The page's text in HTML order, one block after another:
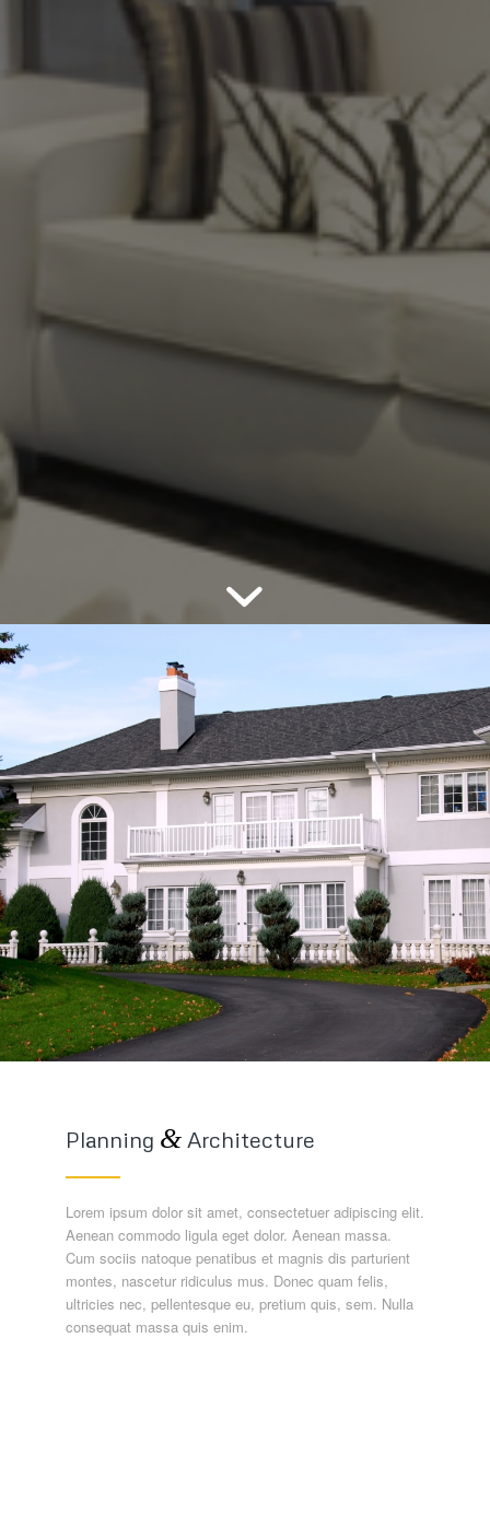
Planning & Architecture
Lorem ipsum dolor sit amet, consectetuer adipiscing elit.
Aenean commodo ligula eget dolor. Aenean massa.
Cum sociis natoque penatibus et magnis dis parturient
montes, nascetur ridiculus mus. Donec quam felis,
ultricies nec, pellentesque eu, pretium quis, sem. Nulla
consequat massa quis enim.